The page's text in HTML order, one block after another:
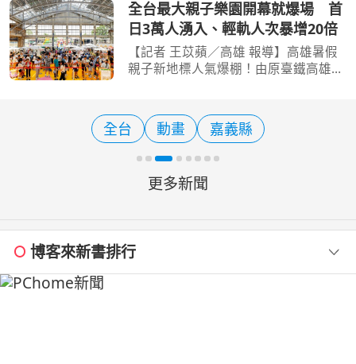
體驗台中「山、海、屯、城」多元觀光
特色，結合KOL社群影響
全台最大親子樂園開幕就爆場 首
日3萬人湧入、輕軌人次暴增20倍
【記者 王苡蘋／高雄 報導】高雄暑假
親子新地標人氣爆棚！由原臺鐵高雄機
正式啟用，開幕首日即吸引超過3萬人
次入園，不少家庭三代同
全台 動畫 嘉義縣
更多新聞
博客來新書排行